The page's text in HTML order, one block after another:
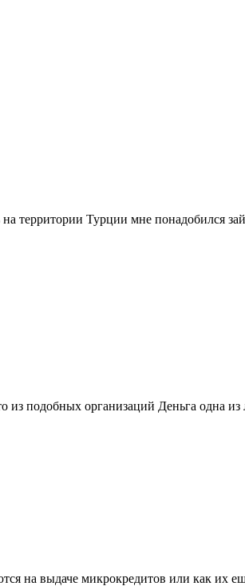
территории Турции мне понадобился
подобных организаций Деньга одна
на выдаче микрокредитов или как их